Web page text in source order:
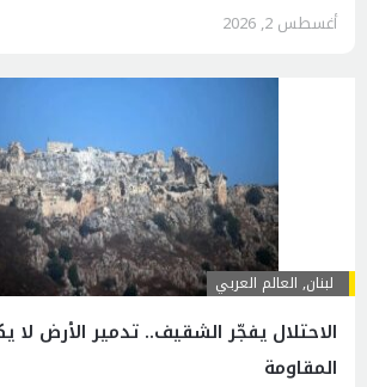
أغسطس 2, 2026
لبنان, العالم العربي
الاحتلال يفجّر الشقيف.. تدمير الأرض لا
المقاومة